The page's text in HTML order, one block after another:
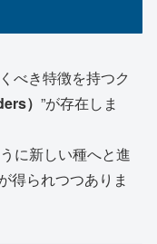
べき特徴を持つク
） ”が存在しま
に新しい種へと進
得られつつありま